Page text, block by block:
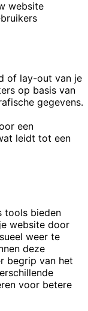
website
of lay-out van je
op basis van
gegevens.
een
leidt tot een
tools bieden
website door
weer te
deze
begrip van het
voor betere